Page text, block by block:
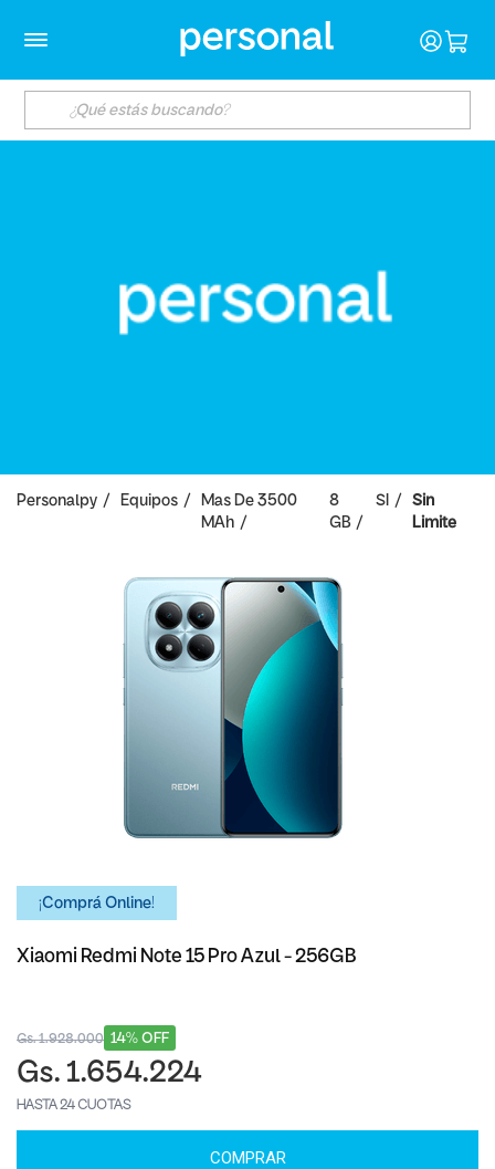
Personalpy Equipos
Mas De 3500
MAh
8
GB
SI
Sin
Limite
¡Comprá Online!
Xiaomi Redmi Note 15 Pro Azul - 256GB
14% OFF
Gs. 1.928.000
Gs. 1.654.224
HASTA 24 CUOTAS
COMPRAR